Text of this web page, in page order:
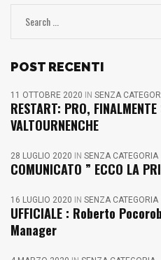
POST RECENTI
11 OTTOBRE 2020 IN SENZA
RESTART: PRO,
VALTOURNENCHE
28 LUGLIO 2020 IN SENZA CATEGORIA
COMUNICATO ” ECCO LA
16 LUGLIO 2020 IN SENZA CATEGORIA
UFFICIALE : Roberto
Manager